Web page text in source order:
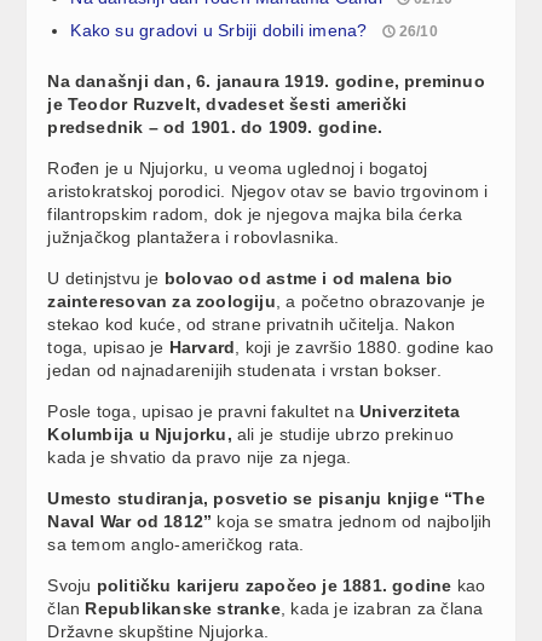
Kako su gradovi u Srbiji dobili imena? 26/10
Na današnji dan, 6. janaura 1919. godine, preminuo
je Teodor Ruzvelt, dvadeset šesti američki
predsednik – od 1901. do 1909. godine.
Rođen je u Njujorku, u veoma uglednoj i bogatoj
aristokratskoj porodici. Njegov otav se bavio trgovinom i
filantropskim radom, dok je njegova majka bila ćerka
južnjačkog plantažera i robovlasnika.
U detinjstvu je bolovao od astme i od malena bio
zainteresovan za zoologiju , a početno obrazovanje je
stekao kod kuće, od strane privatnih učitelja. Nakon
toga, upisao je Harvard , koji je završio 1880. godine kao
jedan od najnadarenijih studenata i vrstan bokser.
Posle toga, upisao je pravni fakultet naUniverziteta
Kolumbija u Njujorku, ali je studije ubrzo prekinuo
kada je shvatio da pravo nije za njega.
Umesto studiranja, posvetio se pisanju knjige “The
Naval War od 1812” koja se smatra jednom od najboljih
sa temom anglo-američkog rata.
Svoju političku karijeru započeo je 1881. godine kao
član Republikanske stranke, kada je izabran za člana
Državne skupštine Njujorka.